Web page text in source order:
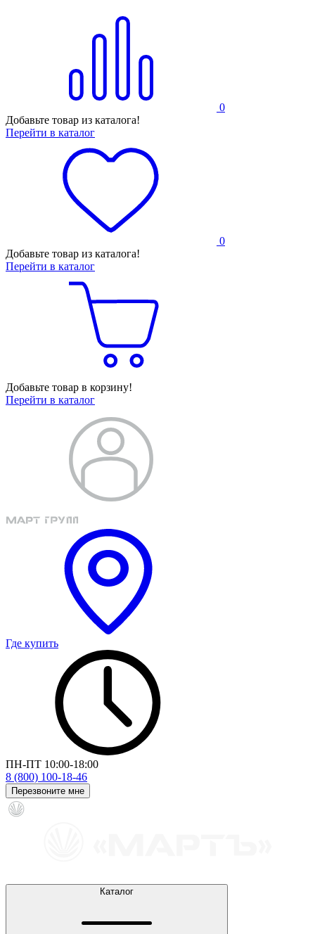
0
Добавьте товар из каталога!
Перейти в каталог
0
Добавьте товар из каталога!
Перейти в каталог
Добавьте товар в корзину!
Перейти в каталог
Где купить
ПН-ПТ 10:00-18:00
8 (800) 100-18-46
Перезвоните мне
Каталог